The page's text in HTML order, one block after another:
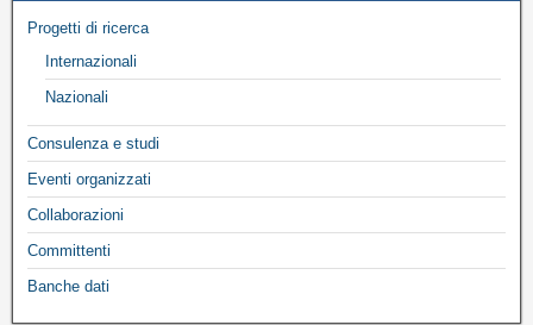
Progetti di ricerca
Internazionali
Nazionali
Consulenza e studi
Eventi organizzati
Collaborazioni
Committenti
Banche dati